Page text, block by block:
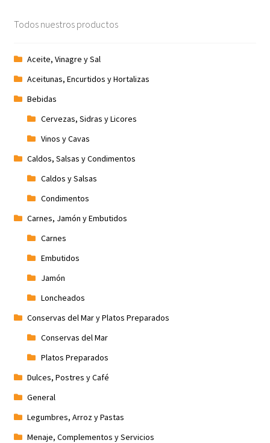
Promociones
Términos y condiciones
Tienda
Todos nuestros productos
Aceite, Vinagre y Sal
Aceitunas, Encurtidos y Hortalizas
Bebidas
Cervezas, Sidras y Licores
Vinos y Cavas
Caldos, Salsas y Condimentos
Caldos y Salsas
Condimentos
Carnes, Jamón y Embutidos
Carnes
Embutidos
Jamón
Loncheados
Conservas del Mar y Platos Preparados
Conservas del Mar
Platos Preparados
Dulces, Postres y Café
General
Legumbres, Arroz y Pastas
Menaje, Complementos y Servicios